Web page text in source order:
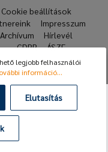
Cookie beállítások
Impresszum
Archívum
Hírlevél
GDPR
ÁSZF
legjobb felhasználói
információ...
Elutasítás